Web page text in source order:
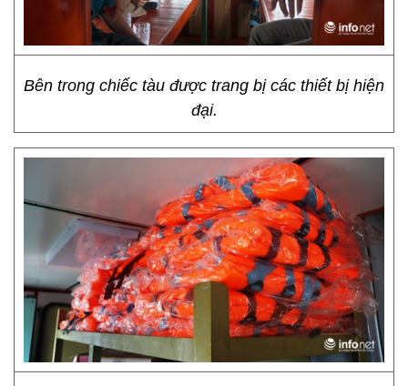
Bên trong chiếc tàu được trang bị các thiết bị hiện
đại.